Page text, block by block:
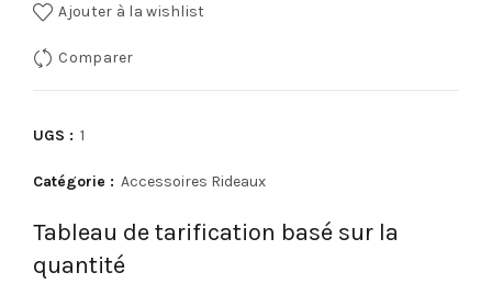
Ajouter à la wishlist
Comparer
UGS : 1
Catégorie : Accessoires Rideaux
Tableau de tarification basé sur la
quantité